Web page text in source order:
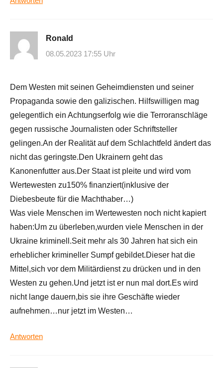
Ronald
08.05.2023 17:55 Uhr
Dem Westen mit seinen Geheimdiensten und seiner
Propaganda sowie den galizischen. Hilfswilligen mag
gelegentlich ein Achtungserfolg wie die Terroranschläge
gegen russische Journalisten oder Schriftsteller
gelingen.An der Realität auf dem Schlachtfeld ändert das
nicht das geringste.Den Ukrainern geht das
Kanonenfutter aus.Der Staat ist pleite und wird vom
Wertewesten zu150% finanziert(inklusive der
Diebesbeute für die Machthaber…)
Was viele Menschen im Wertewesten noch nicht kapiert
haben:Um zu überleben,wurden viele Menschen in der
Ukraine kriminell.Seit mehr als 30 Jahren hat sich ein
erheblicher krimineller Sumpf gebildet.Dieser hat die
Mittel,sich vor dem Militärdienst zu drücken und in den
Westen zu gehen.Und jetzt ist er nun mal dort.Es wird
nicht lange dauern,bis sie ihre Geschäfte wieder
aufnehmen…nur jetzt im Westen…
Antworten